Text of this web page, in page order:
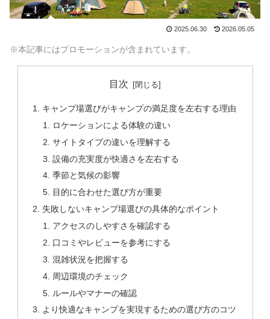
2025.06.30 2026.05.05
※本記事にはプロモーションが含まれています。
目次
キャンプ場選びがキャンプの満足度を左右する理由
ロケーションによる体験の違い
サイトタイプの違いを理解する
設備の充実度が快適さを左右する
季節と気候の影響
目的に合わせた選び方が重要
失敗しないキャンプ場選びの具体的なポイント
アクセスのしやすさを確認する
口コミやレビューを参考にする
混雑状況を把握する
周辺環境のチェック
ルールやマナーの確認
より快適なキャンプを実現するための選び方のコツ